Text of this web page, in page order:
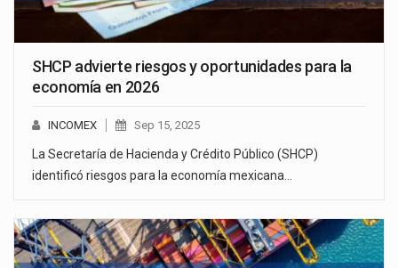
SHCP advierte riesgos y oportunidades para la
economía en 2026
INCOMEX Sep 15, 2025
La Secretaría de Hacienda y Crédito Público (SHCP)
identificó riesgos para la economía mexicana…